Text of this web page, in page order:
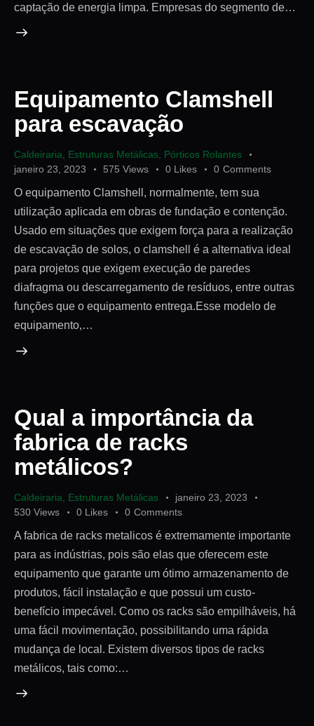
captação de energia limpa. Empresas do segmento de…
Equipamento Clamshell
para escavação
Caldeiraria Estruturas Metálicas Pórticos Rolantes
janeiro 23, 2023
575 Views 0 Likes 0 Comments
O equipamento Clamshell, normalmente, tem sua
utilização aplicada em obras de fundação e contenção.
Usado em situações que exigem força para a realização
de escavação de solos, o clamshell é a alternativa ideal
para projetos que exigem execução de paredes
diafragma ou descarregamento de resíduos, entre outras
funções que o equipamento entrega.Esse modelo de
equipamento,…
Qual a importância da
fabrica de racks
metálicos?
Caldeiraria Estruturas Metálicas
janeiro 23, 2023
530 Views 0 Likes 0 Comments
A fabrica de racks metalicos é extremamente importante
para as indústrias, pois são elas que oferecem este
equipamento que garante um ótimo armazenamento de
produtos, fácil instalação e que possui um custo-
benefício impecável. Como os racks são empilháveis, há
uma fácil movimentação, possibilitando uma rápida
mudança de local. Existem diversos tipos de racks
metálicos, tais como:…